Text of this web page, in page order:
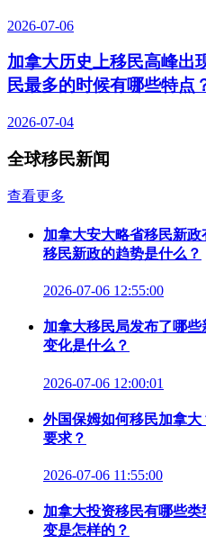
2026-07-06
加拿大历史上移民高峰出
民最多的时候有哪些特点
2026-07-04
全球移民新闻
查看更多
加拿大安大略省移民新
移民新政的趋势是什么？
2026-07-06 12:55:00
加拿大移民局发布了哪
变化是什么？
2026-07-06 12:00:01
外国保姆如何移民加拿
要求？
2026-07-06 11:55:00
加拿大投资移民有哪些
变是怎样的？